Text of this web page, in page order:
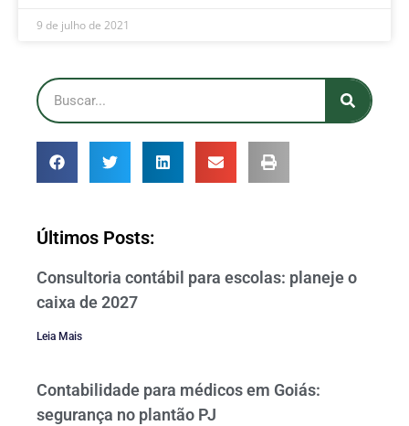
9 de julho de 2021
Últimos Posts:
Consultoria contábil para escolas: planeje o
caixa de 2027
Leia Mais
Contabilidade para médicos em Goiás:
segurança no plantão PJ